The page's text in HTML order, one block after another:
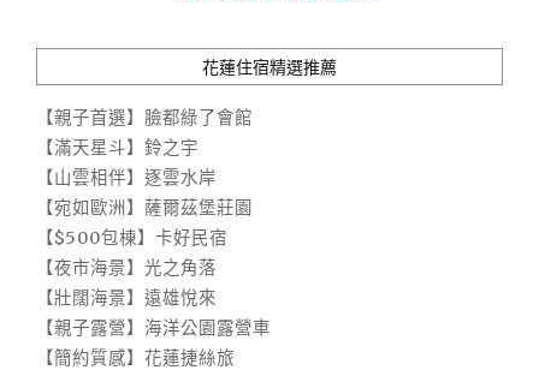
花蓮住宿精選推薦
【親子首選】臉都綠了會館
【滿天星斗】鈴之宇
【山雲相伴】逐雲水岸
【宛如歐洲】薩爾茲堡莊園
【$500包棟】卡好民宿
【夜市海景】光之角落
【壯闊海景】遠雄悅來
【親子露營】海洋公園露營車
【簡約質感】花蓮捷絲旅